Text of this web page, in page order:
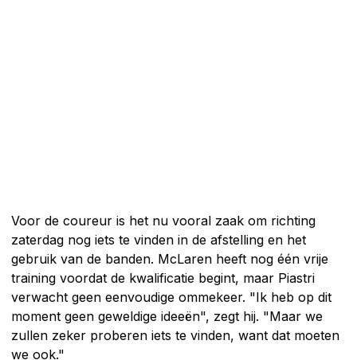
Voor de coureur is het nu vooral zaak om richting
zaterdag nog iets te vinden in de afstelling en het
gebruik van de banden. McLaren heeft nog één vrije
training voordat de kwalificatie begint, maar Piastri
verwacht geen eenvoudige ommekeer. "Ik heb op dit
moment geen geweldige ideeën", zegt hij. "Maar we
zullen zeker proberen iets te vinden, want dat moeten
we ook."